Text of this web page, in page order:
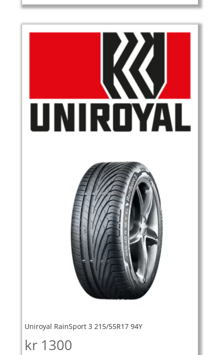
Uniroyal RainSport 3 215/55R17 94Y
kr 1300